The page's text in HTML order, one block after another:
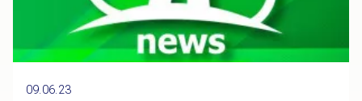
09.06.23